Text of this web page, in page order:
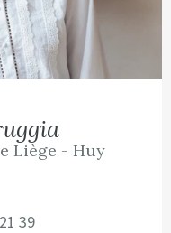
Liège - Huy
39